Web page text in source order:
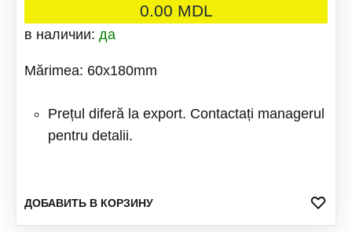
0.00 MDL
в наличии: да
Mărimea: 60x180mm
Prețul diferă la export. Contactați managerul
pentru detalii.
ДОБАВИТЬ В КОРЗИНУ